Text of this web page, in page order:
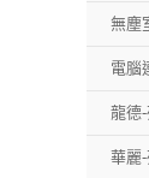
無塵
電腦
龍德
華麗